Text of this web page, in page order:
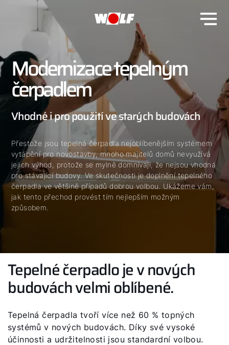
Modernizace tepelným
čerpadlem
Vhodné i pro použití ve starých budovách
Přestože jsou tepelná čerpadla nejoblíbenějším systémem
vytápění pro novostavby, mnoho majitelů domů nevyužívá
jejich výhod, protože se mylně domnívají, že nejsou vhodná
pro stávající budovy. Ve skutečnosti je doplnění tepelného
čerpadla ve většině případů dobrou volbou. Ukážeme vám,
jak tento přechod provést tím nejlepším možným
způsobem.
Tepelné čerpadlo je v nových
budovách velmi oblíbené.
Tepelná čerpadla tvoří více než 60 % topných
systémů v nových budovách. Díky své vysoké
účinnosti a udržitelnosti jsou standardní volbou.